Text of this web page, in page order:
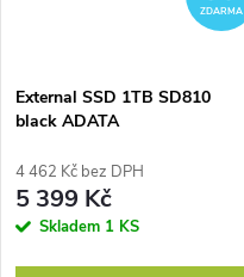
ZDARMA
External SSD 1TB SD810
black ADATA
4 462 Kč bez DPH
5 399 Kč
Skladem 1 KS